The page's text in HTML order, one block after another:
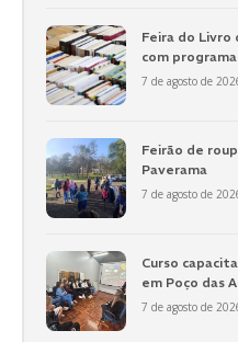
Feira do Livro
com
7 de agosto de
Feirão de
Paverama
7 de agosto de
Curso
em Poço das
7 de agosto de